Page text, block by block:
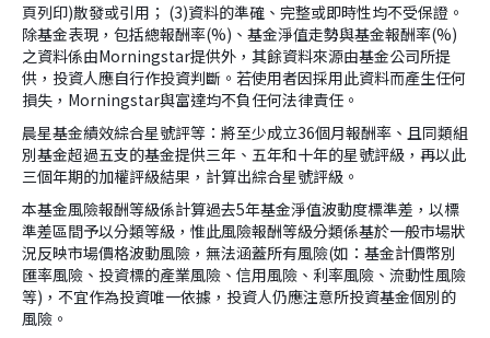
頁列印)散發或引用； (3)資料的準確、完整或即時性均不受保證。
除基金表現，包括總報酬率(%)、基金淨值走勢與基金報酬率(%)
之資料係由Morningstar提供外，其餘資料來源由基金公司所提
供，投資人應自行作投資判斷。若使用者因採用此資料而產生任何
損失，Morningstar與富達均不負任何法律責任。
晨星基金績效綜合星號評等：將至少成立36個月報酬率、且同類組
別基金超過五支的基金提供三年、五年和十年的星號評級，再以此
三個年期的加權評級結果，計算出綜合星號評級。
本基金風險報酬等級係計算過去5年基金淨值波動度標準差，以標
準差區間予以分類等級，惟此風險報酬等級分類係基於一般市場狀
況反映市場價格波動風險，無法涵蓋所有風險(如：基金計價幣別
匯率風險、投資標的產業風險、信用風險、利率風險、流動性風險
等)，不宜作為投資唯一依據，投資人仍應注意所投資基金個別的
風險。